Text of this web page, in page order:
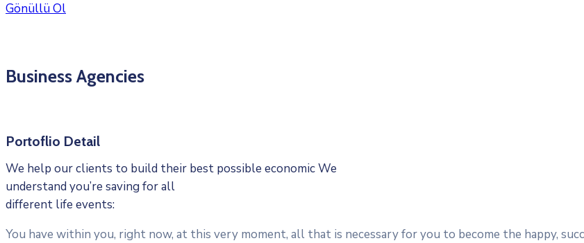
Gönüllü Ol
Business Agencies
Portoflio Detail
We help our clients to build their best possible economic We
understand you’re saving for all
different life events:
You have within you, right now, at this very moment, all that is necessary for you to become the happy,